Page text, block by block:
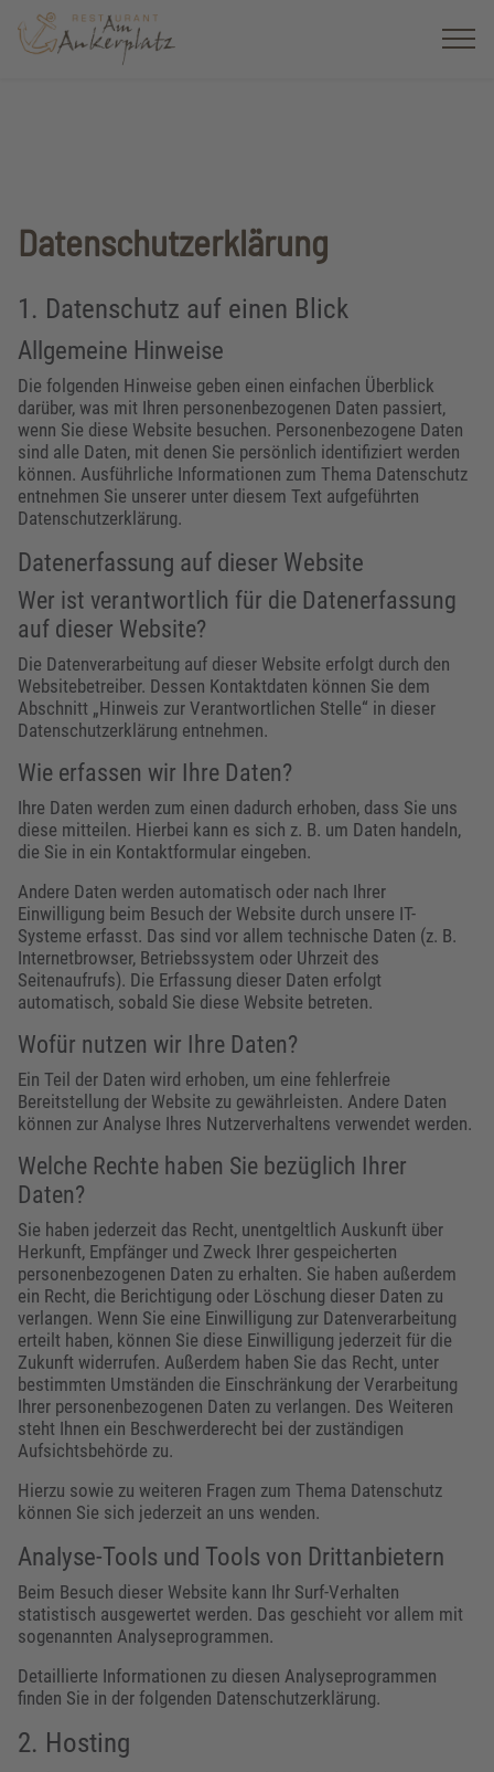
Datenschutzerklärung
1. Datenschutz auf einen Blick
Allgemeine Hinweise
Die folgenden Hinweise geben einen einfachen Überblick
darüber, was mit Ihren personenbezogenen Daten passiert,
wenn Sie diese Website besuchen. Personenbezogene Daten
sind alle Daten, mit denen Sie persönlich identifiziert werden
können. Ausführliche Informationen zum Thema Datenschutz
entnehmen Sie unserer unter diesem Text aufgeführten
Datenschutzerklärung.
Datenerfassung auf dieser Website
Wer ist verantwortlich für die Datenerfassung
auf dieser Website?
Die Datenverarbeitung auf dieser Website erfolgt durch den
Websitebetreiber. Dessen Kontaktdaten können Sie dem
Abschnitt „Hinweis zur Verantwortlichen Stelle“ in dieser
Datenschutzerklärung entnehmen.
Wie erfassen wir Ihre Daten?
Ihre Daten werden zum einen dadurch erhoben, dass Sie uns
diese mitteilen. Hierbei kann es sich z. B. um Daten handeln,
die Sie in ein Kontaktformular eingeben.
Andere Daten werden automatisch oder nach Ihrer
Einwilligung beim Besuch der Website durch unsere IT-
Systeme erfasst. Das sind vor allem technische Daten (z. B.
Internetbrowser, Betriebssystem oder Uhrzeit des
Seitenaufrufs). Die Erfassung dieser Daten erfolgt
automatisch, sobald Sie diese Website betreten.
Wofür nutzen wir Ihre Daten?
Ein Teil der Daten wird erhoben, um eine fehlerfreie
Bereitstellung der Website zu gewährleisten. Andere Daten
können zur Analyse Ihres Nutzerverhaltens verwendet werden.
Welche Rechte haben Sie bezüglich Ihrer
Daten?
Sie haben jederzeit das Recht, unentgeltlich Auskunft über
Herkunft, Empfänger und Zweck Ihrer gespeicherten
personenbezogenen Daten zu erhalten. Sie haben außerdem
ein Recht, die Berichtigung oder Löschung dieser Daten zu
verlangen. Wenn Sie eine Einwilligung zur Datenverarbeitung
erteilt haben, können Sie diese Einwilligung jederzeit für die
Zukunft widerrufen. Außerdem haben Sie das Recht, unter
bestimmten Umständen die Einschränkung der Verarbeitung
Ihrer personenbezogenen Daten zu verlangen. Des Weiteren
steht Ihnen ein Beschwerderecht bei der zuständigen
Aufsichtsbehörde zu.
Hierzu sowie zu weiteren Fragen zum Thema Datenschutz
können Sie sich jederzeit an uns wenden.
Analyse-Tools und Tools von Dritt­anbietern
Beim Besuch dieser Website kann Ihr Surf-Verhalten
statistisch ausgewertet werden. Das geschieht vor allem mit
sogenannten Analyseprogrammen.
Detaillierte Informationen zu diesen Analyseprogrammen
finden Sie in der folgenden Datenschutzerklärung.
2. Hosting